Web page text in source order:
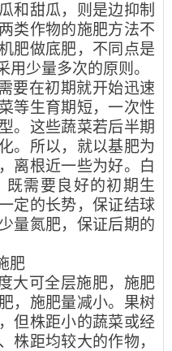
和甜瓜，则是边抑制
类作物的施肥方法不
肥做底肥，不同点是
用少量多次的原则。
要在初期就开始迅速
等生育期短，一次性
。这些蔬菜若后半期
。所以，就以基肥为
离根近一些为好。白
需要良好的初期生
定的长势，保证结球
量氮肥，保证后期的
肥
大可全层施肥，施肥
，施肥量减小。果树
但株距小的蔬菜或经
株距均较大的作物，